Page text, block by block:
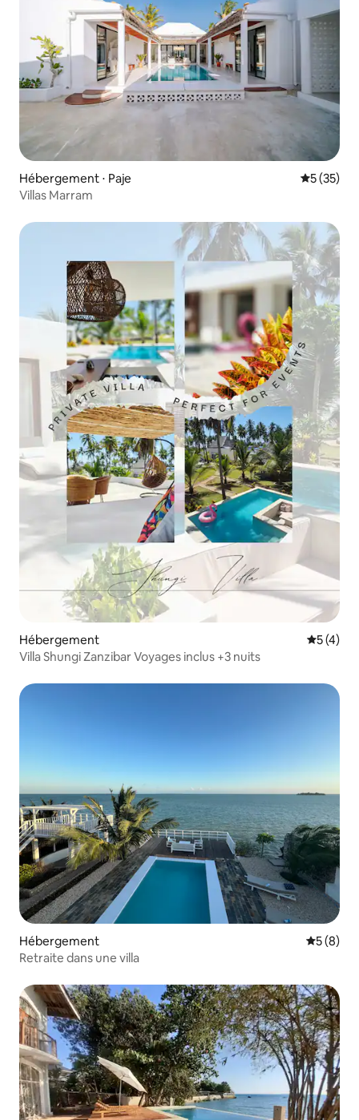
Hébergement ⋅ Paje
5 (35)
Villas Marram
Hébergement
5 (4)
Villa Shungi Zanzibar Voyages inclus +3 nuits
Hébergement
5 (8)
Retraite dans une villa